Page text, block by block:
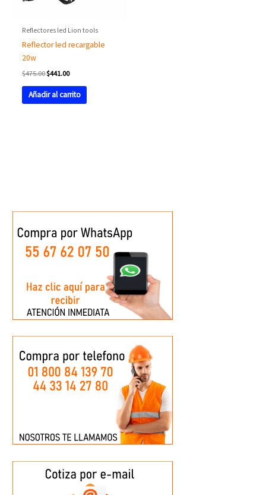
Reflectores led Lion tools
Reflector led recargable
20w
$475.00$441.00
Añadir al carrito